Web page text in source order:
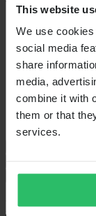
This website
We use
social media
share
media,
combine it with
them or that
services.
T-shirt van
Specificaties
KleurZwart
Hoogte
Kledingmaat
Veiligheidsinformatie